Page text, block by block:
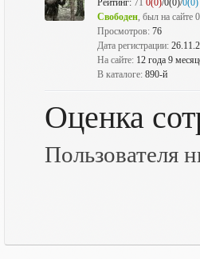
Рейтинг: 71 0(0)/0(0)/0(0)
Свободен, был на сайте
Просмотров: 76
Дата регистрации:
На сайте: 12 года 9
В каталоге: 890-й
Оценка
Пользователя